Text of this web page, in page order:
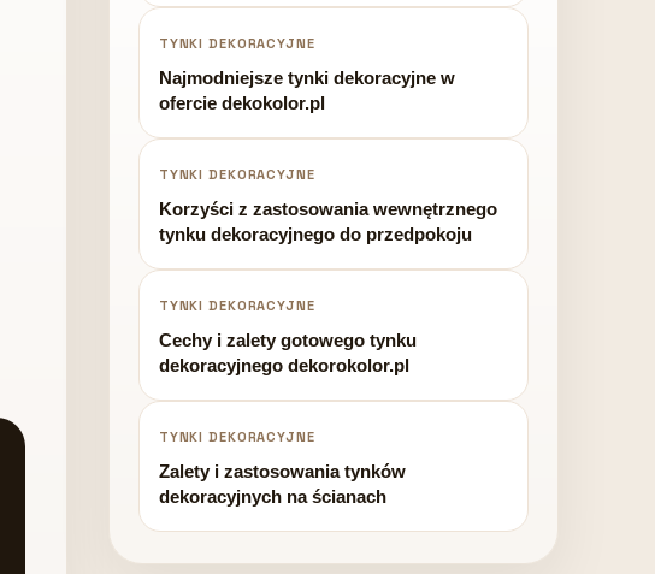
TYNKI DEKORACYJNE
Najmodniejsze tynki dekoracyjne w
ofercie dekokolor.pl
TYNKI DEKORACYJNE
Korzyści z zastosowania wewnętrznego
tynku dekoracyjnego do przedpokoju
TYNKI DEKORACYJNE
Cechy i zalety gotowego tynku
dekoracyjnego dekorokolor.pl
TYNKI DEKORACYJNE
Zalety i zastosowania tynków
dekoracyjnych na ścianach